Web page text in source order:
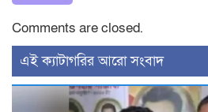
Comments are closed.
‍এই ক্যাটাগরির ‍আরো সংবাদ